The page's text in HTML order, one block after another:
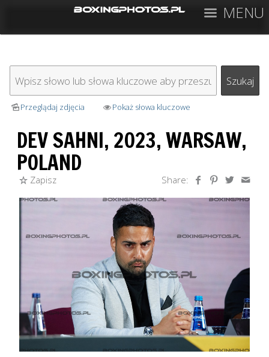
MENU
Przeglądaj zdjęcia Pokaż słowa kluczowe
DEV SAHNI, 2023, WARSAW,
POLAND
Zapisz Share: